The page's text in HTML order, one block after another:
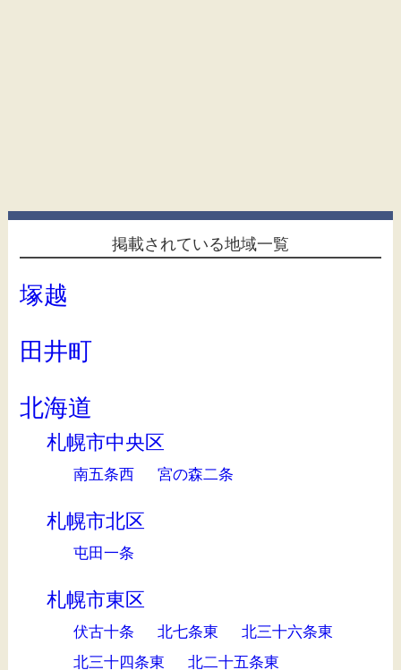
掲載されている地域一覧
塚越
田井町
北海道
札幌市中央区
南五条西 宮の森二条
札幌市北区
屯田一条
札幌市東区
伏古十条 北七条東
北三十六条東
北三十四条東
北二十五条東